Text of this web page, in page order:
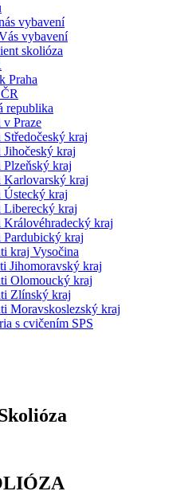
vybavení
vybavení
skolióza
Praha
republika
v Praze
Středočeský kraj
Jihočeský kraj
Plzeňský kraj
Karlovarský kraj
Ústecký kraj
Liberecký kraj
Královéhradecký kraj
Pardubický kraj
kraj Vysočina
Jihomoravský kraj
Olomoucký kraj
Zlínský kraj
Moravskoslezský kraj
s cvičením SPS